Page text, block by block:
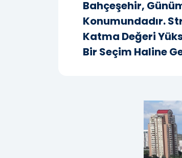
Bahçeşehir,
Konumundadır.
Katma Değeri
Bir Seçim Haline